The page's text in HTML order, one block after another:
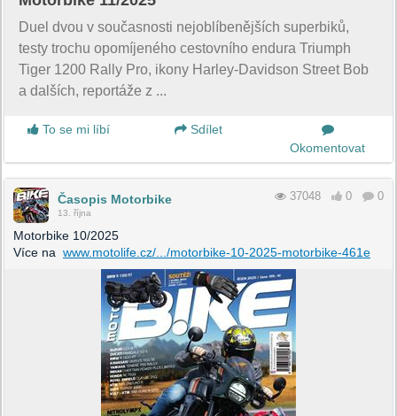
Duel dvou v současnosti nejoblíbenějších superbiků,
testy trochu opomíjeného cestovního endura Triumph
Tiger 1200 Rally Pro, ikony Harley-Davidson Street Bob
a dalších, reportáže z ...
To se mi líbí
Sdílet
Okomentovat
Časopis Motorbike
13. října
37048 0 0
Motorbike 10/2025
Více na www.motolife.cz/.../motorbike-10-2025-motorbike-461e